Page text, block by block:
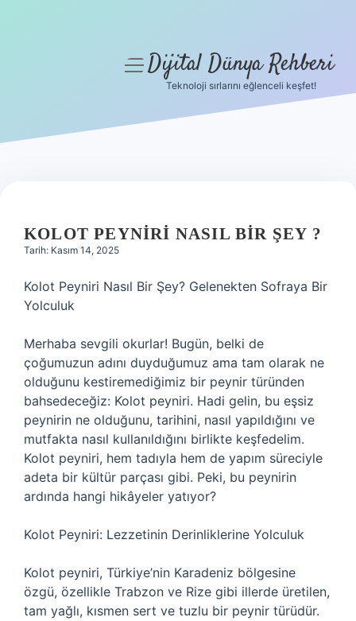
Hakkımızda
menüyüDijital Dünya Rehberi
Teknoloji sırlarını eğlenceli keşfet!
KOLOT PEYNIRI NASIL BIR ŞEY ?
Tarih: Kasım 14, 2025
Kolot Peyniri Nasıl Bir Şey? Gelenekten Sofraya Bir
Yolculuk
Merhaba sevgili okurlar! Bugün, belki de
çoğumuzun adını duyduğumuz ama tam olarak ne
olduğunu kestiremediğimiz bir peynir türünden
bahsedeceğiz: Kolot peyniri. Hadi gelin, bu eşsiz
peynirin ne olduğunu, tarihini, nasıl yapıldığını ve
mutfakta nasıl kullanıldığını birlikte keşfedelim.
Kolot peyniri, hem tadıyla hem de yapım süreciyle
adeta bir kültür parçası gibi. Peki, bu peynirin
ardında hangi hikâyeler yatıyor?
Kolot Peyniri: Lezzetinin Derinliklerine Yolculuk
Kolot peyniri, Türkiye’nin Karadeniz bölgesine
özgü, özellikle Trabzon ve Rize gibi illerde üretilen,
tam yağlı, kısmen sert ve tuzlu bir peynir türüdür.